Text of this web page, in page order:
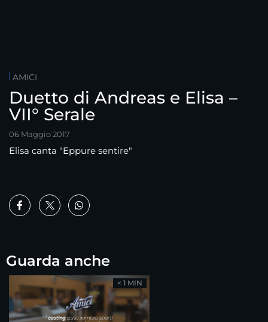
AMICI
Duetto di Andreas e Elisa –
VII° Serale
06 Maggio 2017
Elisa canta "Eppure sentire"
Guarda anche
< 1 MIN